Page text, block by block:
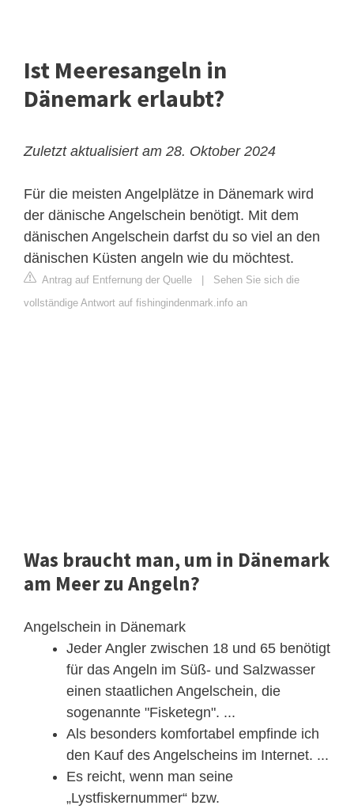
Ist Meeresangeln in
Dänemark erlaubt?
Zuletzt aktualisiert am 28. Oktober 2024
Für die meisten Angelplätze in Dänemark wird
der dänische Angelschein benötigt. Mit dem
dänischen Angelschein darfst du so viel an den
dänischen Küsten angeln wie du möchtest.
Antrag auf Entfernung der Quelle
Sehen Sie sich die
vollständige Antwort auf fishingindenmark.info an
Was braucht man, um in Dänemark
am Meer zu Angeln?
Angelschein in Dänemark
Jeder Angler zwischen 18 und 65 benötigt
für das Angeln im Süß- und Salzwasser
einen staatlichen Angelschein, die
sogenannte "Fisketegn". ...
Als besonders komfortabel empfinde ich
den Kauf des Angelscheins im Internet. ...
Es reicht, wenn man seine
„Lystfiskernummer“ bzw.